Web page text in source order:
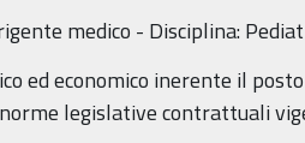
medico - Disciplina:
ed economico inerente il
legislative contrattuali